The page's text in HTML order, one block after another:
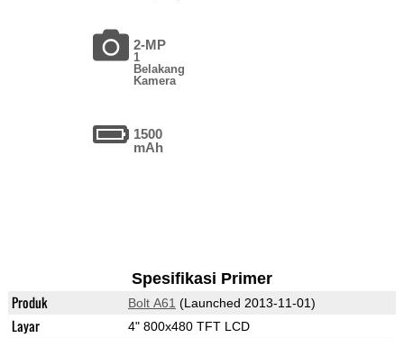
2-MP
1
Belakang
Kamera
1500
mAh
Spesifikasi Primer
Produk Bolt A61 (Launched 2013-11-01)
Layar 4" 800x480 TFT LCD